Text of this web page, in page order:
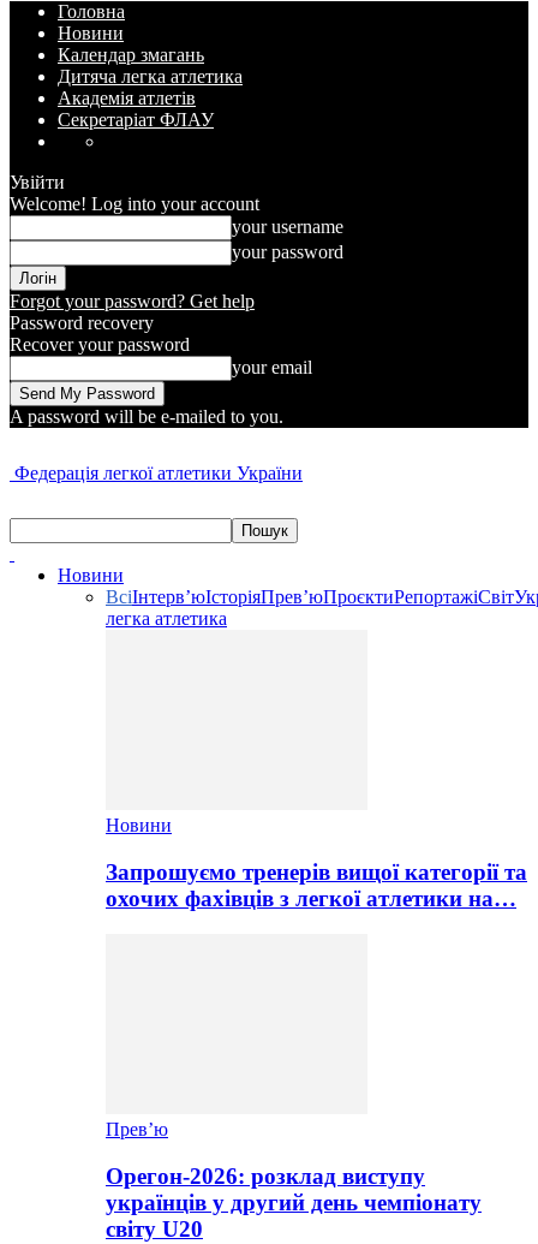
Головна
Новини
Календар змагань
Дитяча легка атлетика
Академія атлетів
Секретаріат ФЛАУ
Увійти
Welcome! Log into your account
your username
your password
Forgot your password? Get help
Password recovery
Recover your password
your email
A password will be e-mailed to you.
Федерація легкої атлетики України
Новини
ВсіІнтерв’юІсторіяПрев’юПроєктиРепортажіСвіт
легка атлетика
Новини
Запрошуємо тренерів вищої категорії та
охочих фахівців з легкої атлетики на…
Прев’ю
Орегон-2026: розклад виступу
українців у другий день чемпіонату
світу U20